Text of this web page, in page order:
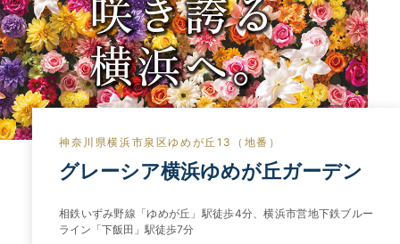
神奈川県横浜市泉区ゆめが丘13（地番）
グレーシア横浜ゆめが丘ガーデン
相鉄いずみ野線「ゆめが丘」駅徒歩4分、横浜市営地下鉄ブルー
ライン「下飯田」駅徒歩7分